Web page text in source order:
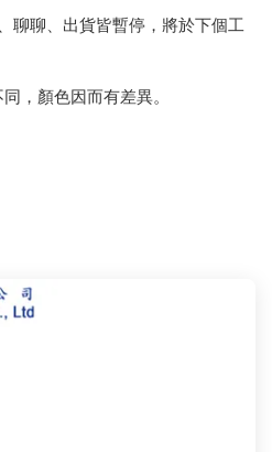
聊聊、出貨皆暫停，將於下個工
，顏色因而有差異。